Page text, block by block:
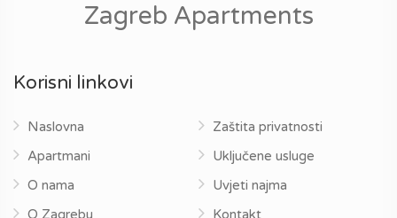
Zagreb Apartments
Korisni linkovi
Naslovna
Apartmani
O nama
O Zagrebu
Zaštita privatnosti
Uključene usluge
Uvjeti najma
Kontakt